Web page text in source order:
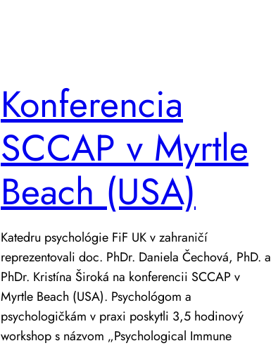
Konferencia
SCCAP v Myrtle
Beach (USA)
Katedru psychológie FiF UK v zahraničí
reprezentovali doc. PhDr. Daniela Čechová, PhD. a
PhDr. Kristína Široká na konferencii SCCAP v
Myrtle Beach (USA). Psychológom a
psychologičkám v praxi poskytli 3,5 hodinový
workshop s názvom „Psychological Immune